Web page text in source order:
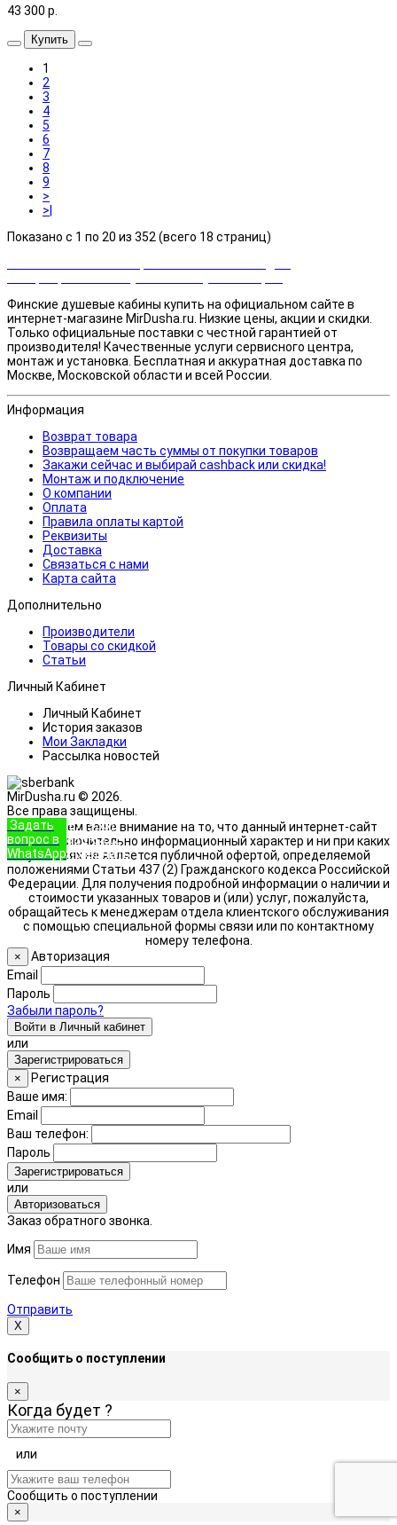
43 300 р.
Купить
1
2
3
4
5
6
7
8
9
>
>|
Показано с 1 по 20 из 352 (всего 18 страниц)
Финские душевые кабины купить на официальном сайте в
интернет-магазине MirDusha.ru. Низкие цены, акции и скидки.
Только официальные поставки c честной гарантией от
производителя! Качественные услуги сервисного центра,
монтаж и установка. Бесплатная и аккуратная доставка по
Москве, Московской области и всей России.
Информация
Возврат товара
Возвращаем часть суммы от покупки товаров
Закажи сейчас и выбирай cashback или скидка!
Монтаж и подключение
О компании
Оплата
Правила оплаты картой
Реквизиты
Доставка
Связаться с нами
Карта сайта
Дополнительно
Производители
Товары со скидкой
Статьи
Личный Кабинет
Личный Кабинет
История заказов
Мои Закладки
Рассылка новостей
MirDusha.ru © 2026.
Все права защищены.
Обращаем ваше внимание на то, что данный интернет-сайт
носит исключительно информационный характер и ни при каких
условиях не является публичной офертой, определяемой
положениями Статьи 437 (2) Гражданского кодекса Российской
Федерации. Для получения подробной информации о наличии и
стоимости указанных товаров и (или) услуг, пожалуйста,
обращайтесь к менеджерам отдела клиентского обслуживания
с помощью специальной формы связи или по контактному
номеру телефона.
Задать
вопрос в
WhatsApp
+7 (933)
888-8322
Позвонить
×
Авторизация
Email
Пароль
Забыли пароль?
Войти в Личный кабинет
или
Зарегистрироваться
×
Регистрация
Ваше имя:
Email
Ваш телефон:
Пароль
Зарегистрироваться
или
Авторизоваться
Заказ обратного звонка.
Имя
Телефон
Отправить
Х
Сообщить о поступлении
×
Когда будет ?
или
Сообщить о поступлении
×